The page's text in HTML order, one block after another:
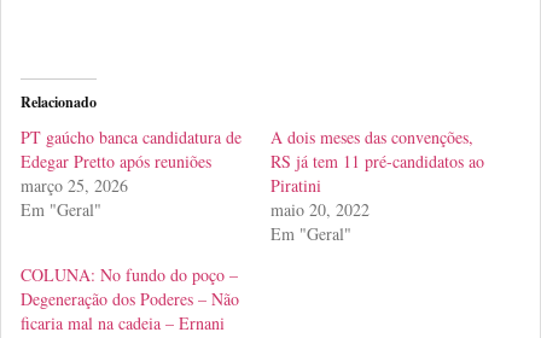
Relacionado
PT gaúcho banca candidatura de
Edegar Pretto após reuniões
março 25, 2026
Em "Geral"
A dois meses das convenções,
RS já tem 11 pré-candidatos ao
Piratini
maio 20, 2022
Em "Geral"
COLUNA: No fundo do poço –
Degeneração dos Poderes – Não
ficaria mal na cadeia – Ernani